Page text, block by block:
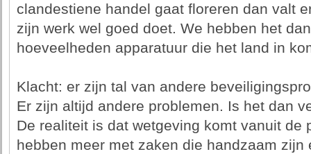
clandestiene handel gaat floreren dan valt
zijn werk wel goed doet. We hebben het
hoeveelheden apparatuur die het land in
Klacht: er zijn tal van andere
Er zijn altijd andere problemen. Is het dan
De realiteit is dat wetgeving komt vanuit de
hebben meer met zaken die handzaam